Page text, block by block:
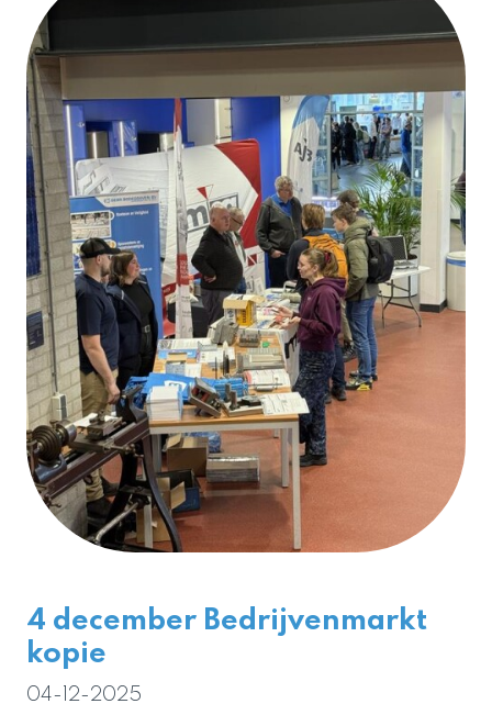
4 december Bedrijvenmarkt
kopie
04-12-2025